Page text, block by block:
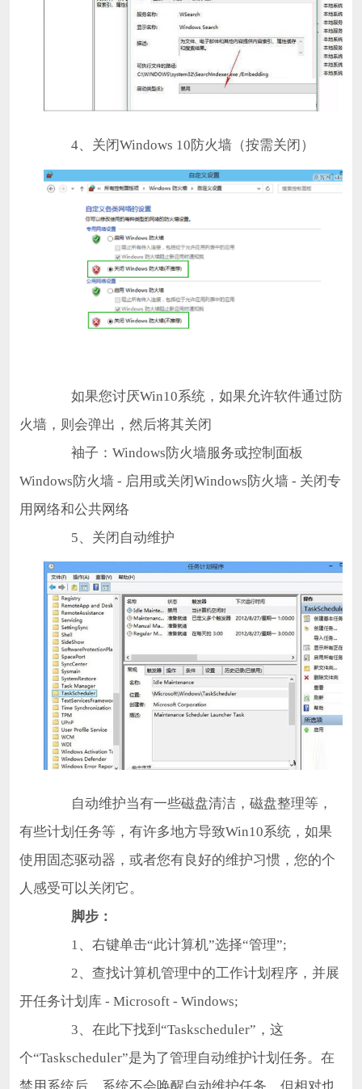
4、关闭Windows 10防火墙（按需关闭）
如果您讨厌Win10系统，如果允许软件通过防
火墙，则会弹出，然后将其关闭
袖子：Windows防火墙服务或控制面板
Windows防火墙 - 启用或关闭Windows防火墙 - 关闭专
用网络和公共网络
5、关闭自动维护
自动维护当有一些磁盘清洁，磁盘整理等，
有些计划任务等，有许多地方导致Win10系统，如果
使用固态驱动器，或者您有良好的维护习惯，您的个
人感受可以关闭它。
脚步：
1、右键单击“此计算机”选择“管理”;
2、查找计算机管理中的工作计划程序，并展
开任务计划库 - Microsoft - Windows;
3、在此下找到“Taskscheduler”，这
个“Taskscheduler”是为了管理自动维护计划任务。在